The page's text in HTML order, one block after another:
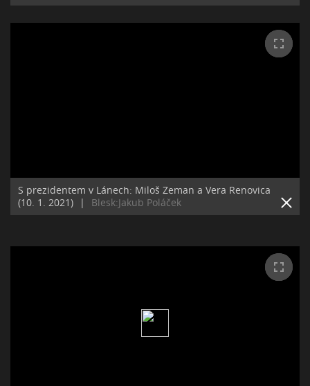
S prezidentem v Lánech: Miloš Zeman a Vera Renovica
(10. 1. 2021)
| Blesk:Jakub Poláček